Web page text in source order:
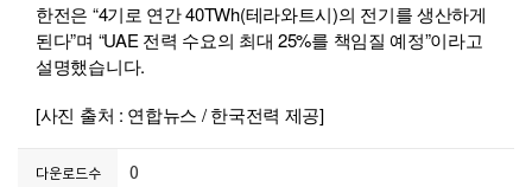
한전은 “4기로 연간 40TWh(테라와트시)의 전기를 생산하게
된다”며 “UAE 전력 수요의 최대 25%를 책임질 예정”이라고
설명했습니다.
[사진 출처 : 연합뉴스 / 한국전력 제공]
다운로드수 0